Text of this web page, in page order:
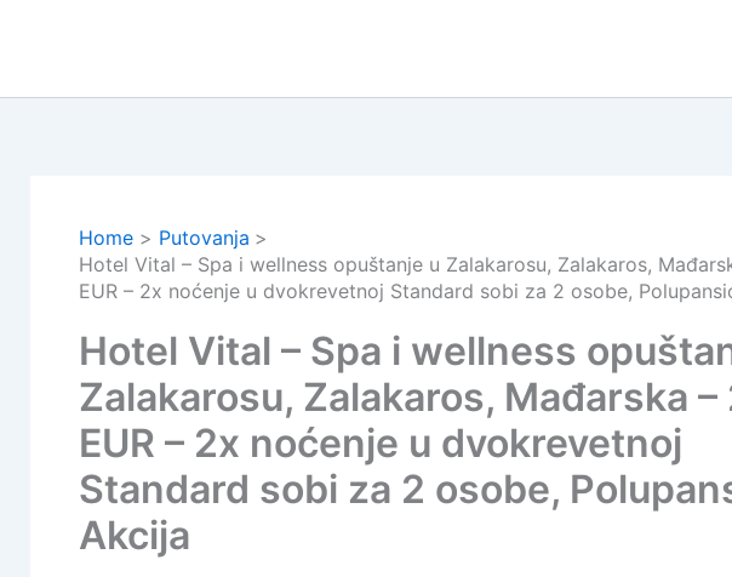
Home
Putovanja
Hotel Vital – Spa i wellness opuštanje u Zalakarosu, Zalakaros,
EUR – 2x noćenje u dvokrevetnoj Standard sobi za 2 osobe,
Hotel Vital – Spa i wellness
Zalakarosu, Zalakaros, Mađarska –
EUR – 2x noćenje u dvokrevetnoj
Standard sobi za 2 osobe,
Akcija